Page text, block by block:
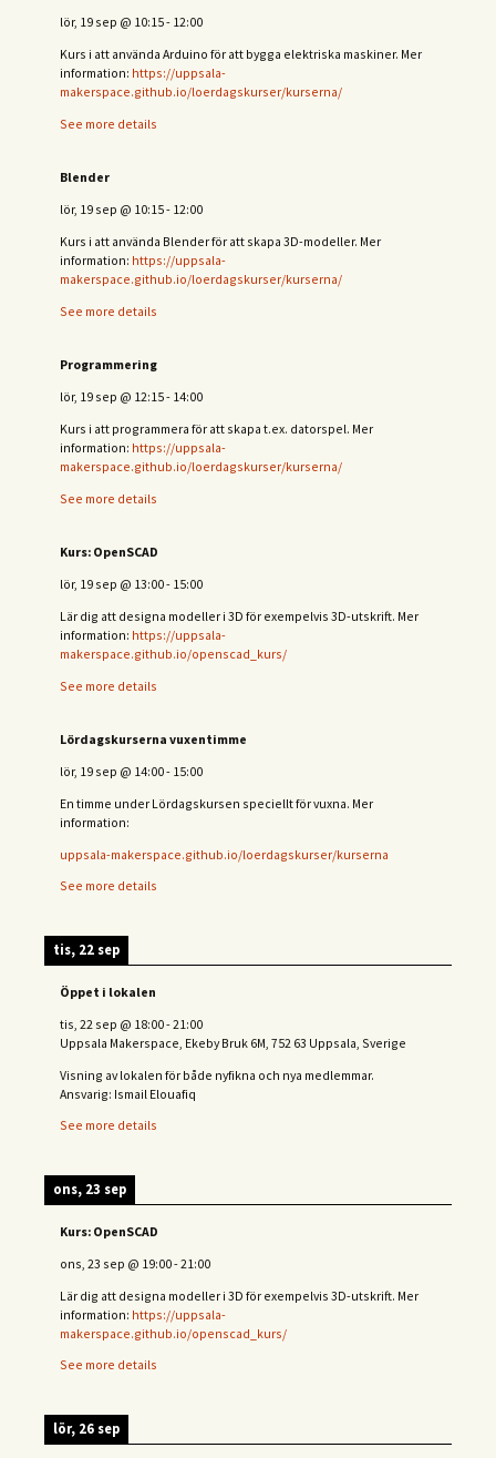
lör, 19 sep @ 10:15- 12:00
Kurs i att använda Arduino för att bygga elektriska maskiner. Mer
information: https://uppsala-
makerspace.github.io/loerdagskurser/kurserna/
See more details
Blender
lör, 19 sep @ 10:15- 12:00
Kurs i att använda Blender för att skapa 3D-modeller. Mer
information: https://uppsala-
makerspace.github.io/loerdagskurser/kurserna/
See more details
Programmering
lör, 19 sep @ 12:15- 14:00
Kurs i att programmera för att skapa t.ex. datorspel. Mer
information: https://uppsala-
makerspace.github.io/loerdagskurser/kurserna/
See more details
Kurs: OpenSCAD
lör, 19 sep @ 13:00- 15:00
Lär dig att designa modeller i 3D för exempelvis 3D-utskrift. Mer
information: https://uppsala-
makerspace.github.io/openscad_kurs/
See more details
Lördagskurserna vuxentimme
lör, 19 sep @ 14:00- 15:00
En timme under Lördagskursen speciellt för vuxna. Mer
information:
uppsala-makerspace.github.io/loerdagskurser/kurserna
See more details
tis, 22 sep
Öppet i lokalen
tis, 22 sep @ 18:00-21:00
Uppsala Makerspace, Ekeby Bruk 6M, 752 63 Uppsala, Sverige
Visning av lokalen för både nyfikna och nya medlemmar.
Ansvarig: Ismail Elouafiq
See more details
ons, 23 sep
Kurs: OpenSCAD
ons, 23 sep @ 19:00-21:00
Lär dig att designa modeller i 3D för exempelvis 3D-utskrift. Mer
information: https://uppsala-
makerspace.github.io/openscad_kurs/
See more details
lör, 26 sep